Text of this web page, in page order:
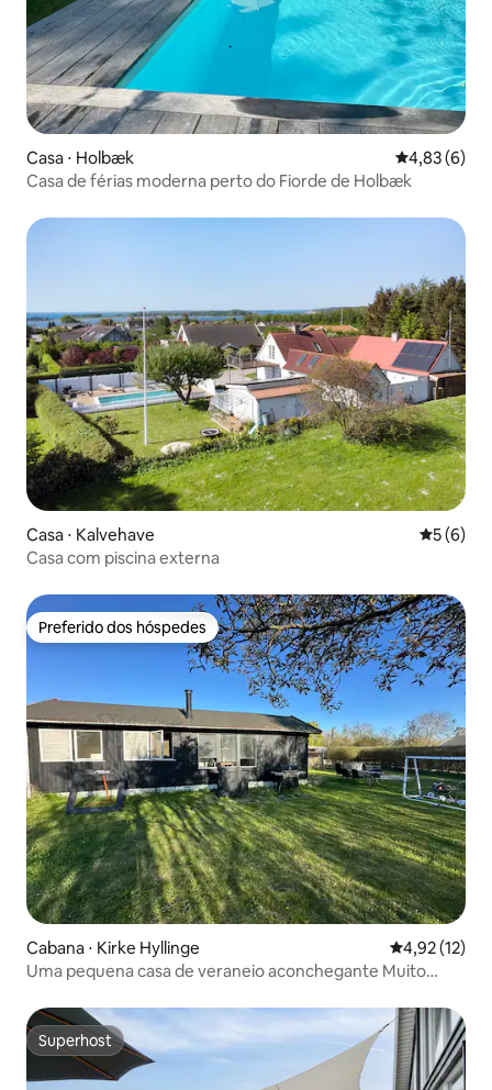
Casa ⋅ Holbæk 4,83 de uma
4,83 (6)
Casa de férias moderna perto do Fiorde de Holbæk
Casa ⋅ Kalvehave 5 de
5 (6)
Casa com piscina externa
Preferido dos hóspedes
Preferido dos hóspedes
Cabana ⋅ Kirke Hyllinge 4,92 de uma
4,92 (12)
Uma pequena casa de veraneio aconchegante Muito
Superhost
Superhost